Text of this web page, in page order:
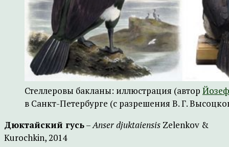
Стеллеровы бакланы: иллюстрация (автор
в Санкт-Петербурге (с разрешения В. Г.
Дюктайский гусь–Anserdjuktaiensis Zelenkov &
Kurochkin, 2014